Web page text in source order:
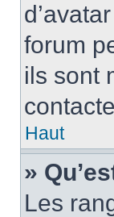
forum
ils sont
Haut
»
Les